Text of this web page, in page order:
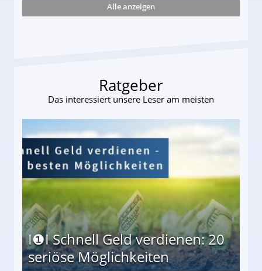
darf Geld behalten!
Alle anzeigen
Ratgeber
Das interessiert unsere Leser am meisten
I❶I Schnell Geld verdienen: 20
seriöse Möglichkeiten